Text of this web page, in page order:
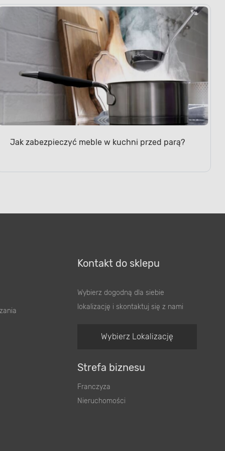
Jak zabezpieczyć meble w kuchni przed parą?
Kontakt do sklepu
Wybierz dogodną dla siebie
lokalizację i skontaktuj się z nami
Wybierz Lokalizację
Strefa biznesu
Franczyza
Nieruchomości